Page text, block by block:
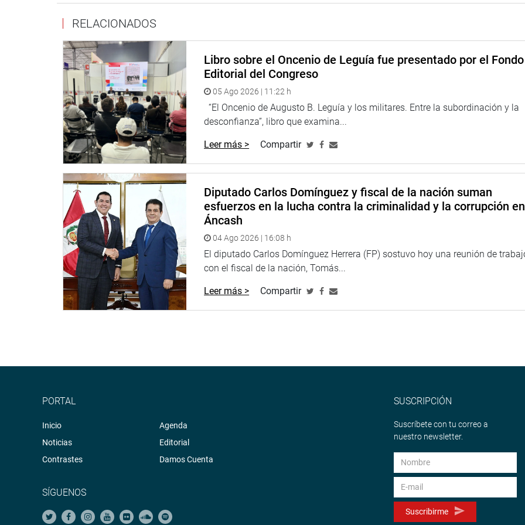
RELACIONADOS
Libro sobre el Oncenio de Leguía fue presentado por el Fondo
Editorial del Congreso
05 Ago 2026 | 11:22 h
“El Oncenio de Augusto B. Leguía y los militares. Entre la subordinación y la
desconfianza”, libro que examina...
Leer más > Compartir
Diputado Carlos Domínguez y fiscal de la nación suman
esfuerzos en la lucha contra la criminalidad y la corrupción en
Áncash
04 Ago 2026 | 16:08 h
El diputado Carlos Domínguez Herrera (FP) sostuvo hoy una reunión de
con el fiscal de la nación, Tomás...
Leer más > Compartir
PORTAL
Inicio
Noticias
Contrastes
Agenda
Editorial
Damos Cuenta
SÍGUENOS
SUSCRIPCIÓN
Suscríbete con tu correo a
nuestro newsletter.
Suscribirme